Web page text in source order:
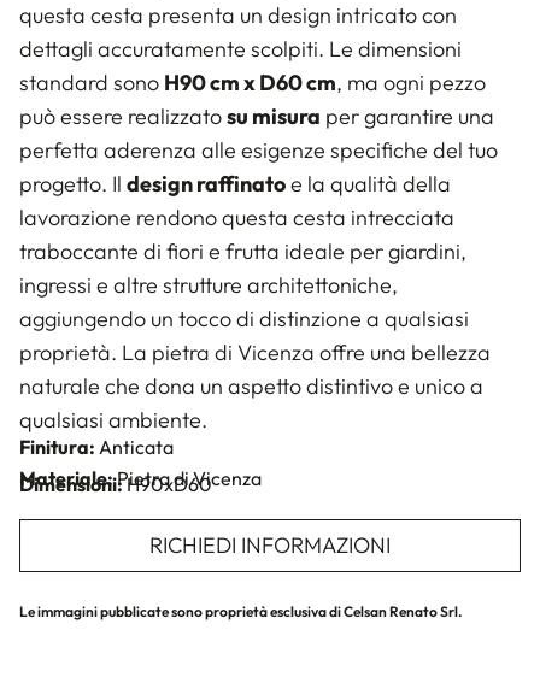
questa cesta presenta un design intricato con
dettagli accuratamente scolpiti. Le dimensioni
standard sono H90 cm x D60 cm, ma ogni pezzo
può essere realizzatosu misura per garantire una
perfetta aderenza alle esigenze specifiche del tuo
progetto. Il design raffinatoe la qualità della
lavorazione rendono questa cesta intrecciata
traboccante di fiori e frutta ideale per giardini,
ingressi e altre strutture architettoniche,
aggiungendo un tocco di distinzione a qualsiasi
proprietà. La pietra di Vicenza offre una bellezza
naturale che dona un aspetto distintivo e unico a
qualsiasi ambiente.
Finitura: Anticata
Materiale:Pietra di Vicenza
Dimensioni:H90xD60
RICHIEDI INFORMAZIONI
Le immagini pubblicate sono proprietà esclusiva di Celsan Renato Srl.